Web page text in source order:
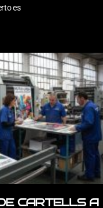
es
CARTELLS A